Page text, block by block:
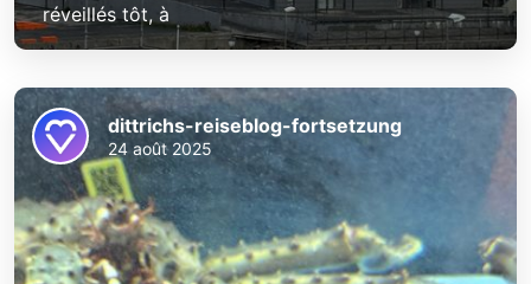
réveillés tôt, à
dittrichs-reiseblog-fortsetzung
24 août 2025